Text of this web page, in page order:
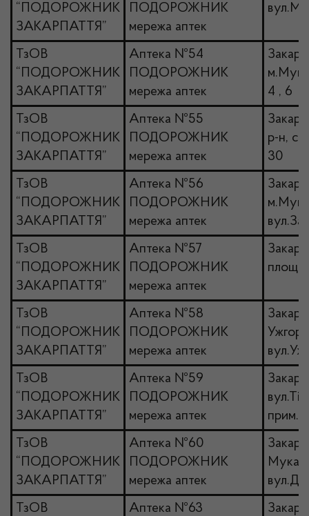
“ПОДОРОЖНИК
ЗАКАРПАТТЯ”
ПОДОРОЖНИК
мережа аптек
ТзОВ
“ПОДОРОЖНИК
ЗАКАРПАТТЯ”
Аптека №54
ПОДОРОЖНИК
мережа аптек
4 , 6
ТзОВ
“ПОДОРОЖНИК
ЗАКАРПАТТЯ”
Аптека №55
ПОДОРОЖНИК
мережа аптек
р-н,
30
ТзОВ
“ПОДОРОЖНИК
ЗАКАРПАТТЯ”
Аптека №56
ПОДОРОЖНИК
мережа аптек
ТзОВ
“ПОДОРОЖНИК
ЗАКАРПАТТЯ”
Аптека №57
ПОДОРОЖНИК
мережа аптек
площа
ТзОВ
“ПОДОРОЖНИК
ЗАКАРПАТТЯ”
Аптека №58
ПОДОРОЖНИК
мережа аптек
ТзОВ
“ПОДОРОЖНИК
ЗАКАРПАТТЯ”
Аптека №59
ПОДОРОЖНИК
мережа аптек
ТзОВ
“ПОДОРОЖНИК
ЗАКАРПАТТЯ”
Аптека №60
ПОДОРОЖНИК
мережа аптек
ТзОВ
Аптека №63